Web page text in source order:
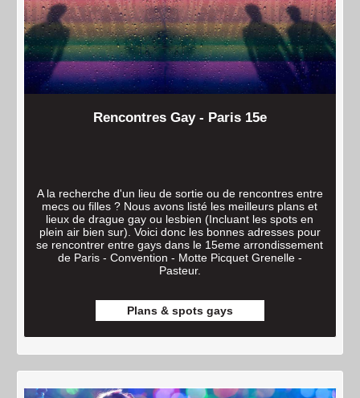
Rencontres Gay - Paris 15e
A la recherche d'un lieu de sortie ou de rencontres entre
mecs ou filles ? Nous avons listé les meilleurs plans et
lieux de drague gay ou lesbien (Incluant les spots en
plein air bien sur). Voici donc les bonnes adresses pour
se rencontrer entre gays dans le 15eme arrondissement
de Paris - Convention - Motte Picquet Grenelle -
Pasteur.
Plans & spots gays